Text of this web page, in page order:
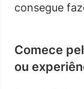
consegue
Comece
ou